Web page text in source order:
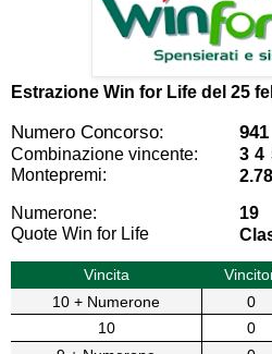
Estrazione Win for Life del 25
Numero Concorso: 941
Combinazione vincente:
3 4
Montepremi:
Numerone:
19
Quote Win for Life
Vincita
10 + Numerone
0
10
0